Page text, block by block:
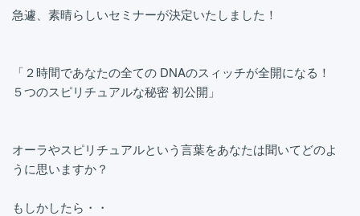
急遽、素晴らしいセミナーが決定いたしました！
「２時間であなたの全ての DNAのスィッチが全開になる！
５つのスピリチュアルな秘密 初公開」
オーラやスピリチュアルという言葉をあなたは聞いてどのよ
うに思いますか？
もしかしたら・・